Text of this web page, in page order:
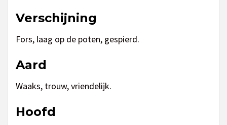
Verschijning
Fors, laag op de poten, gespierd.
Aard
Waaks, trouw, vriendelijk.
Hoofd